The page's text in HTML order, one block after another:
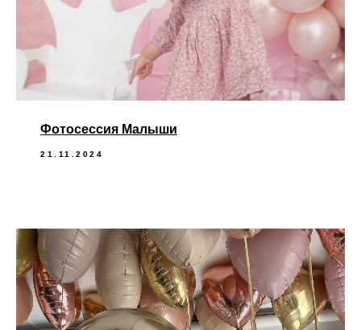
Фотосессия Малыши
21.11.2024